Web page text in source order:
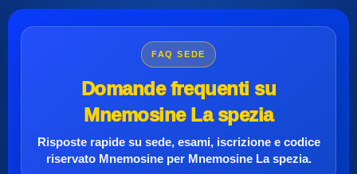
FAQ SEDE
Domande frequenti su
Mnemosine La spezia
Risposte rapide su sede, esami, iscrizione e codice
riservato Mnemosineper Mnemosine La spezia.